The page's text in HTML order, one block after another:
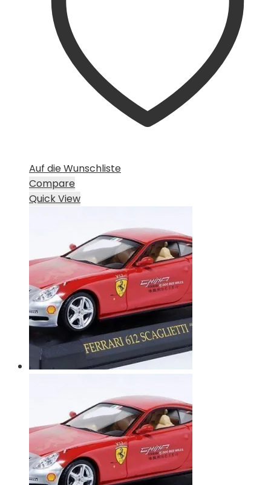
Auf die Wunschliste
Compare
Quick View